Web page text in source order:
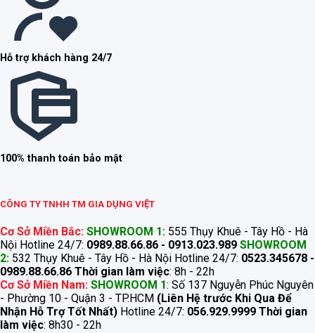
Hỗ trợ khách hàng 24/7
100% thanh toán bảo mật
CÔNG TY TNHH TM GIA DỤNG VIỆT
Cơ Sở Miền Bắc: SHOWROOM 1: 555 Thụy Khuê - Tây Hồ - Hà
Nội Hotline 24/7: 0989.88.66.86 - 0913.023.989 SHOWROOM
2: 532 Thụy Khuê - Tây Hồ - Hà Nội Hotline 24/7: 0523.345678 -
0989.88.66.86 Thời gian làm việc: 8h - 22h
Cơ Sở Miền Nam: SHOWROOM 1: Số 137 Nguyễn Phúc Nguyên
- Phường 10 - Quận 3 - TP.HCM (Liên Hệ trước Khi Qua Để
Nhận Hỗ Trợ Tốt Nhất) Hotline 24/7: 056.929.9999 Thời gian
làm việc: 8h30 - 22h